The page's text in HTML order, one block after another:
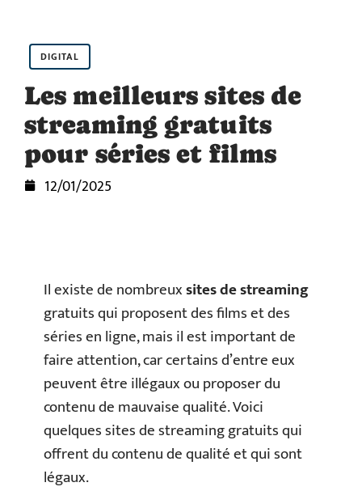
DIGITAL
Les meilleurs sites de
streaming gratuits
pour séries et films
12/01/2025
Il existe de nombreuxsites de streaming
gratuits qui proposent des films et des
séries en ligne, mais il est important de
faire attention, car certains d’entre eux
peuvent être illégaux ou proposer du
contenu de mauvaise qualité. Voici
quelques sites de streaming gratuits qui
offrent du contenu de qualité et qui sont
légaux.